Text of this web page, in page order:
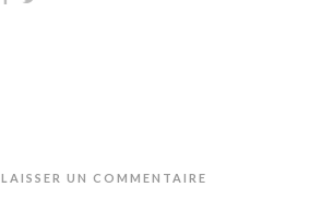
LAISSER UN COMMENTAIRE